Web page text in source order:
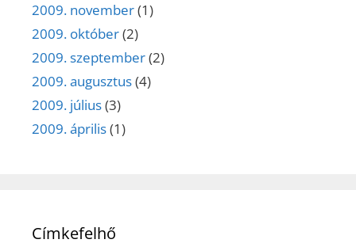
2009. november(1)
2009. október(2)
2009. szeptember(2)
2009. augusztus(4)
2009. július(3)
2009. április(1)
Címkefelhő